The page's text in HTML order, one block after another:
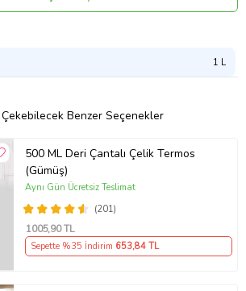
1 L
Benzer Seçenekler
500 ML Deri Çantalı Çelik Termos
(Gümüş)
(201)
Aynı Gün Ücretsiz Teslimat
1005,90 TL
Sepette %35 İndirim 653,84 TL